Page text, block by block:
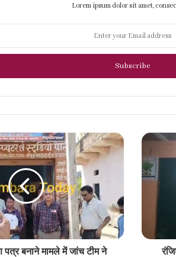
Lorem ipsum dolor sit amet,
पत्र बनाने मामले में जांच टीम ने